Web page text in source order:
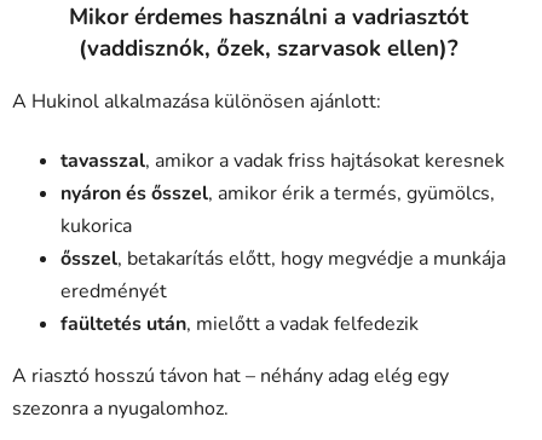
Mikor érdemes használni a vadriasztót
(vaddisznók, őzek, szarvasok ellen)?
A Hukinol alkalmazása különösen ajánlott:
tavasszal, amikor a vadak friss hajtásokat keresnek
nyáron és ősszel, amikor érik a termés, gyümölcs,
kukorica
ősszel, betakarítás előtt, hogy megvédje a munkája
eredményét
faültetés után, mielőtt a vadak felfedezik
A riasztó hosszú távon hat – néhány adag elég egy
szezonra a nyugalomhoz.